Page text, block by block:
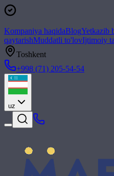
Kompaniya haqidaBlogYetkazib
qaytarishMuddatli to'lovIjtimoiy
Toshkent
+998 (71) 205-54-54
uz